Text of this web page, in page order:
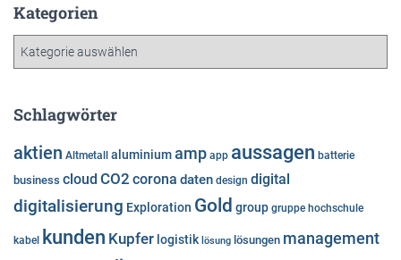
h
Kategorien
g
r
i
e
Schlagwörter
aktien Altmetall aluminiumamp app aussagen batterie
business cloud CO2 corona daten design digital
digitalisierung Exploration Gold group gruppe hochschule
kabel kunden Kupfer logistik lösung lösungen management